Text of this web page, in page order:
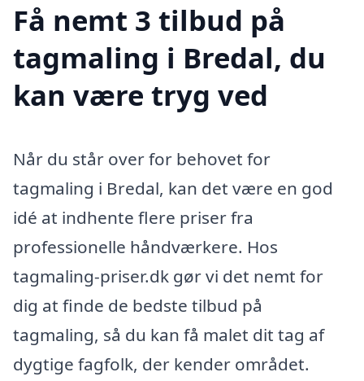
Få nemt 3 tilbud på
tagmaling i Bredal, du
kan være tryg ved
Når du står over for behovet for
tagmaling i Bredal, kan det være en god
idé at indhente flere priser fra
professionelle håndværkere. Hos
tagmaling-priser.dk gør vi det nemt for
dig at finde de bedste tilbud på
tagmaling, så du kan få malet dit tag af
dygtige fagfolk, der kender området.